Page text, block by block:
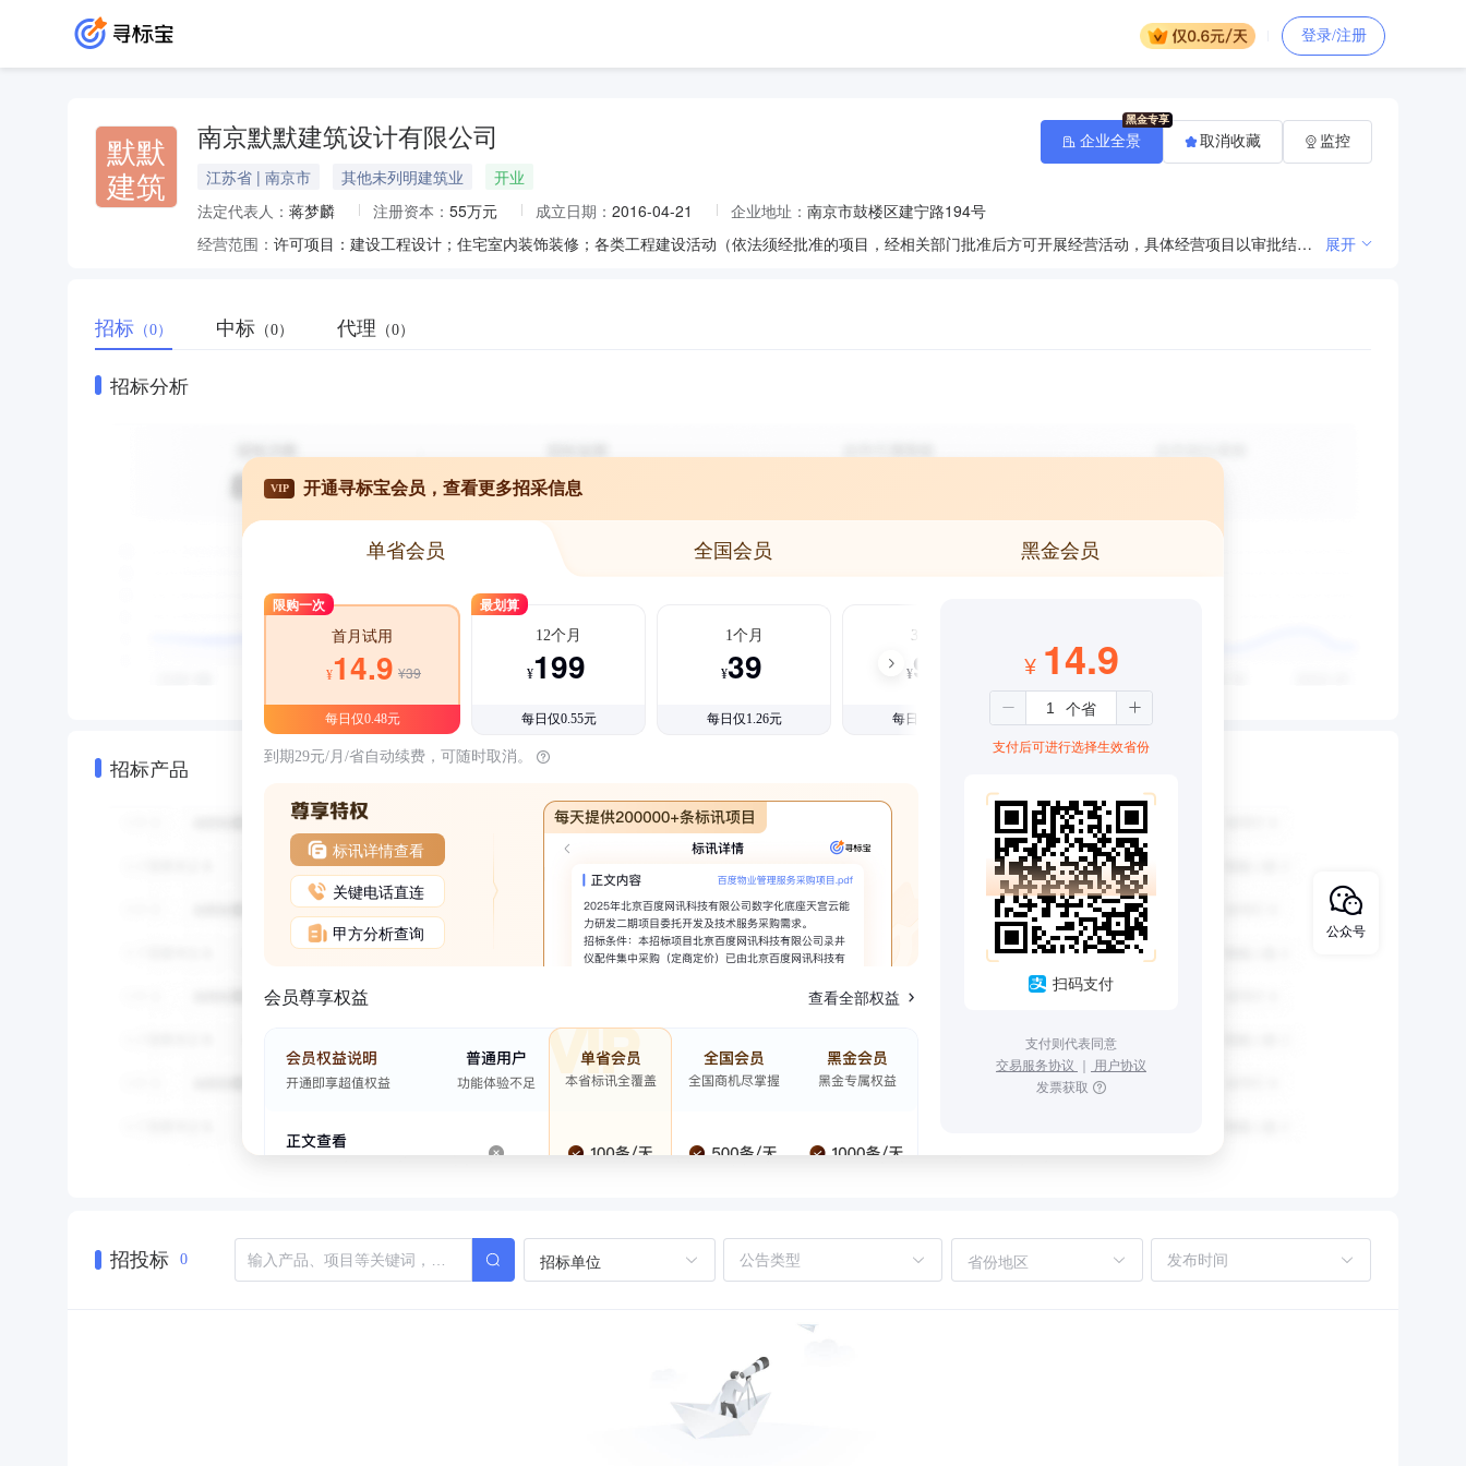
登录/注册
默默
建筑
南京默默建筑设计有限公司
江苏省 | 南京市 其他未列明建筑业
开业
法定代表人： 蒋梦麟 注册资本： 55万元 成立日期： 2016-04-21 企业地址： 南京市鼓楼区建宁路194号
经营范围：
许可项目：建设工程设计；住宅室内装饰装修；各类工程建设活动（依法须经批准的项目，经相关部门批准后方可开展经营活动，具体经营项目以审批结果为准） 一般项目：专业设计服务；图文设计制作；会议及展览服务；咨询策划服务（除依法须经批准的项目外，凭营业执照依法自主开展经营活动） 展开
企业全景 取消收藏 监控
招标 （0） 中标 （0） 代理 （0）
招标分析
招标产品
VIP 开通寻标宝会员，查看更多招采信息
单省会员 全国会员 黑金会员
限购一次
首月试用
¥14.9 ¥39
每日仅0.48元
最划算
12个月
¥199
每日仅0.55元
1个月
¥39
每日仅1.26元
3个月
¥99
每日仅1.08元
到期29元/月/省自动续费，可随时取消。
标讯详情查看
关键电话直连
甲方分析查询
会员尊享权益 查看全部权益
¥ 14.9
支付后可进行选择生效省份
扫码支付
支付则代表同意
交易服务协议 ｜ 用户协议
发票获取
招投标 0 招标单位 省份地区
公众号